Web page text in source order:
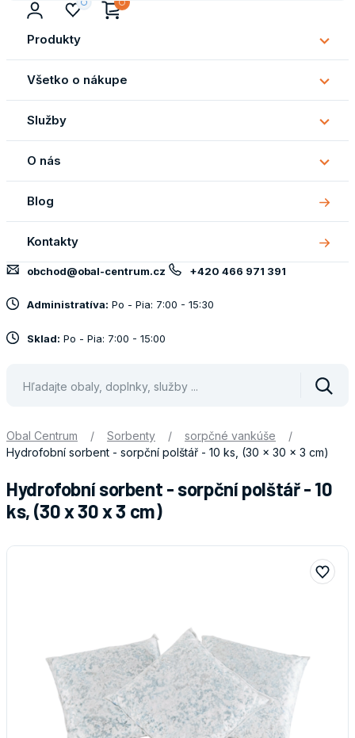
Produkty
Všetko o nákupe
o
Služby
O nás
O
nás
Blog
Kontakty
obchod@obal-centrum.cz +420 466 971 391
Administratíva: Po - Pia: 7:00 - 15:30
Sklad: Po - Pia: 7:00 - 15:00
Obal Centrum / Sorbenty / sorpčné vankúše
/
Hydrofobní sorbent - sorpční polštář - 10 ks, (30 x 30 x 3 cm)
Hydrofobní sorbent - sorpční polštář - 10
ks, (30 x 30 x 3 cm)